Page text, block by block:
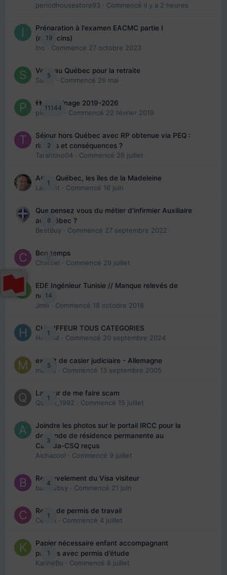
periodhousestore93 · Commencé il y a 2 heures
19
Préparation à l'examen EACMC partie I
(médecins)
Ino · Commencé 27 octobre 2023
5
Venir au Québec pour la retraite
Sab74
· Commencé 26 mai
11144
👬 Parrainage 2019-2026
piinoush · Commencé 22 février 2019
2
Séjour hors Québec avec RP obtenue via PEQ :
risques et conséquences ?
Tarantino04 · Commencé 28 juillet
1
Arte : Québec, les îles de la Madeleine
Laurent · Commencé 16 juin
6
Que pensez vous du métier d'infirmier Auxiliaire
au Québec ?
BestBuy · Commencé 27 septembre 2022
0
Bon temps
Charbel · Commencé 29 juillet
14
EDE Ingénieur Tunisie // Manque relevés de
note
Jmili · Commencé 18 octobre 2018
1
CHAUFFEUR TOUS CATEGORIES
HAZEM · Commencé 20 septembre 2024
5
extrait de casier judiciaire - Allemagne
maries · Commencé 13 septembre 2005
1
La peur de me faire scam
Queen_1992 · Commencé 15 juillet
3
Joindre les photos sur le portail IRCC pour la
demande de résidence permanente au
Canada-CSQ reçus
Aichacool · Commencé 9 juillet
4
Renouvelement du Visa visiteur
babibubsy · Commencé 21 juin
1
Refus de permis de travail
Cedbri · Commencé 4 juillet
1
Papier nécessaire enfant accompagnant
parents avec permis d’étude
KarineBo · Commencé 8 juillet